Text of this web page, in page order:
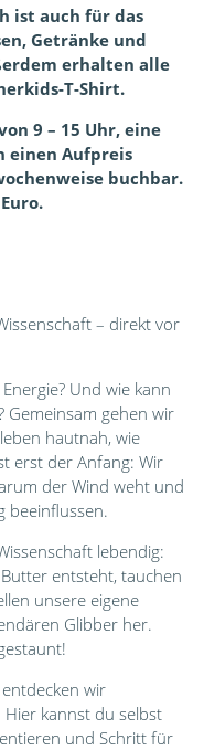
ist auch für das
Getränke und
erhalten alle
T-Shirt.
9 – 15 Uhr, eine
einen Aufpreis
buchbar.
– direkt vor
Und wie kann
Gemeinsam gehen wir
hautnah, wie
erst der Anfang: Wir
der Wind weht und
beeinflussen.
lebendig:
entsteht, tauchen
unsere eigene
Glibber her.
wir
kannst du selbst
und Schritt für